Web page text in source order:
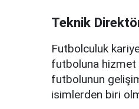
Teknik
Futbolculuk
futboluna hizmet
futbolunun
isimlerden biri